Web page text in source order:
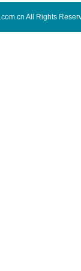
All Rights